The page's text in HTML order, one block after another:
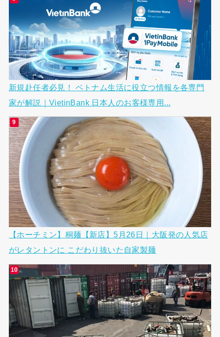
新規赴任者必見！ ベトナム生活に役立つ情報を各専門
家が解説｜VietinBank 日本人のお客様専用...
【ホーチミン】桐麺【新店】5月26日｜大阪発の人気店
がレタントンに こだわり抜いた自家製麺